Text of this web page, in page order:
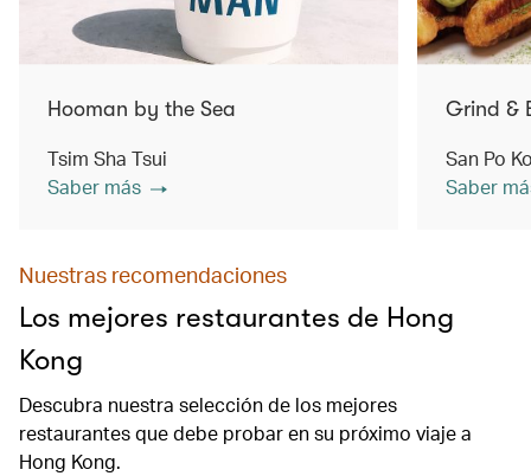
Hooman by the Sea
Tsim Sha Tsui
Saber más
Grind &
San Po
Saber
Nuestras recomendaciones
Los mejores restaurantes de Hong
Kong
Descubra nuestra selección de los mejores
restaurantes que debe probar en su próximo viaje a
Hong Kong.